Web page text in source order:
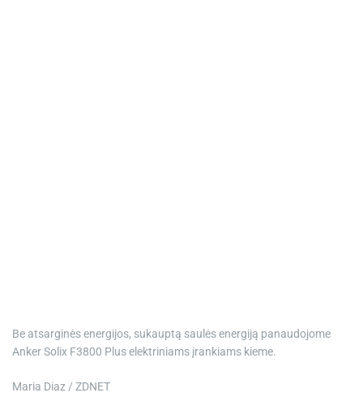
Be atsarginės energijos, sukauptą saulės energiją panaudojome
Anker Solix F3800 Plus elektriniams įrankiams kieme.
Maria Diaz / ZDNET